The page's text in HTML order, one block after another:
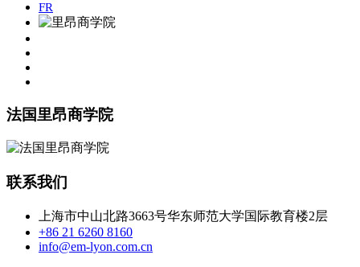
FR
法国里昂商学院
联系我们
上海市中山北路3663号华东师范大学国际教育楼2层
+86 21 6260 8160
info@em-lyon.com.cn